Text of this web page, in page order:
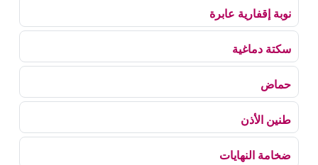
نوبة إقفارية عابرة
سكتة دماغية
حماض
طنين الأذن
ضخامة النهايات